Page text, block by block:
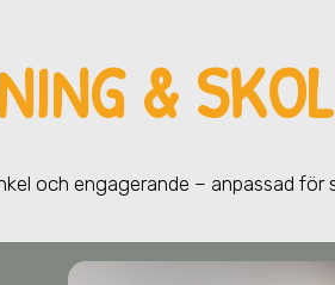
&
och engagerande – anpassad för